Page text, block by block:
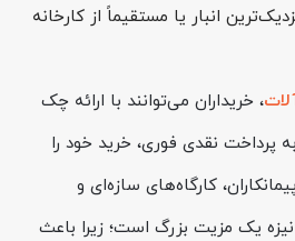
انبار یا مستقیماً از کارخانه
، خریداران می‌توانند با ارائه چک
پرداخت نقدی فوری، خرید خود را
کارگاه‌های سازه‌ای و
یک مزیت بزرگ است؛ زیرا باعث